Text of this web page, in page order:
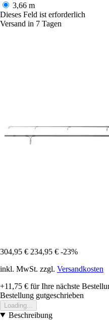
3,66 m
Dieses Feld ist erforderlich
Versand in 7 Tagen
304,95 € 234,95 € -23%
inkl. MwSt. zzgl. Versandkosten
+11,75 € für Ihre nächste
Bestellung gutgeschrieben
Loading...
Beschreibung